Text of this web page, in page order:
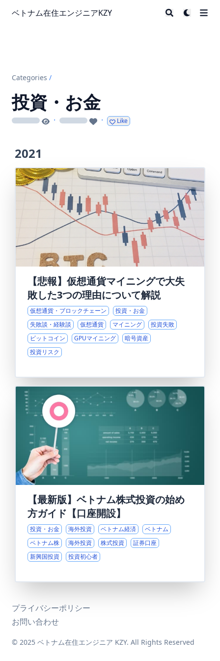
ベトナム在住エンジニアKZY
Categories /
投資・お金
loading · loading · Like
2021
【悲報】仮想通貨マイニングで大失
敗した3つの理由について解説
仮想通貨・ブロックチェーン
投資・お金
失敗談・経験談
仮想通貨 マイニング
投資失敗
ビットコイン
GPUマイニング
暗号資産
投資リスク
【最新版】ベトナム株式投資の始め
方ガイド【口座開設】
投資・お金 海外投資 ベトナム経済
ベトナム
ベトナム株
海外投資 株式投資
証券口座
新興国投資
投資初心者
プライバシーポリシー
お問い合わせ
© 2025 ベトナム在住エンジニア KZY. All Rights Reserved